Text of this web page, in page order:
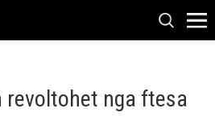
revoltohet nga ftesa